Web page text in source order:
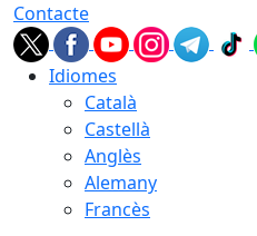
Contacte
Idiomes
Català
Castellà
Anglès
Alemany
Francès